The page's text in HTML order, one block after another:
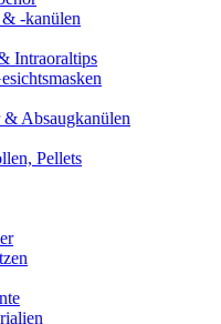
-kanülen
Intraoraltips
& Absaugkanülen
Pellets